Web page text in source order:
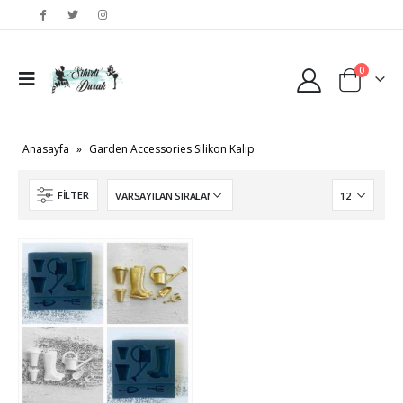
0
Anasayfa » Garden Accessories Silikon Kalıp
FILTER